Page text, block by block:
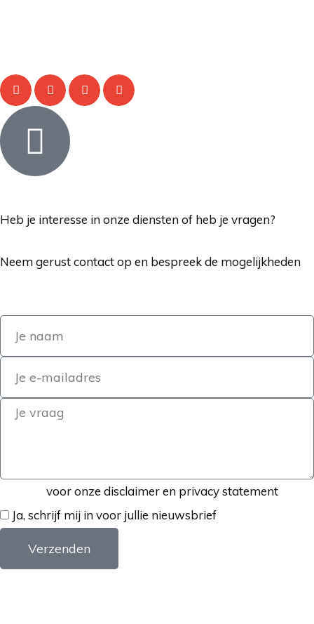
Heb je interesse in onze diensten of heb je vragen?
Neem gerust contact op en bespreek de mogelijkheden
voor onze disclaimer en privacy statement
Ja, schrijf mij in voor jullie nieuwsbrief
Verzenden